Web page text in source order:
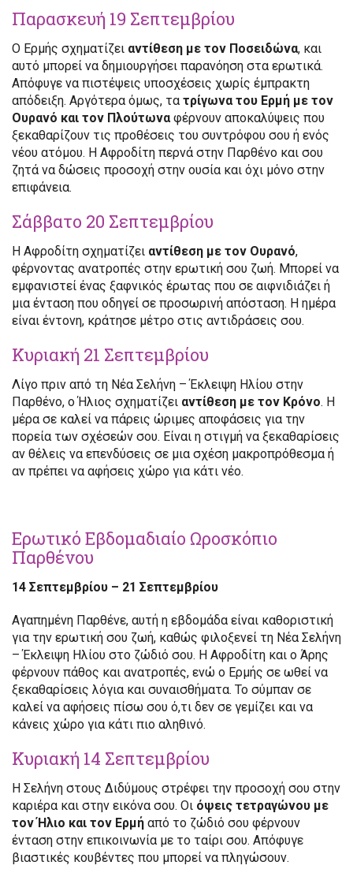
Παρασκευή 19 Σεπτεμβρίου
Ο Ερμής σχηματίζει αντίθεση με τον Ποσειδώνα, και
αυτό μπορεί να δημιουργήσει παρανόηση στα ερωτικά.
Απόφυγε να πιστέψεις υποσχέσεις χωρίς έμπρακτη
απόδειξη. Αργότερα όμως, τα τρίγωνα του Ερμή με τον
Ουρανό και τον Πλούτωναφέρνουν αποκαλύψεις που
ξεκαθαρίζουν τις προθέσεις του συντρόφου σου ή ενός
νέου ατόμου. Η Αφροδίτη περνά στην Παρθένο και σου
ζητά να δώσεις προσοχή στην ουσία και όχι μόνο στην
επιφάνεια.
Σάββατο 20 Σεπτεμβρίου
Η Αφροδίτη σχηματίζει αντίθεση με τον Ουρανό,
φέρνοντας ανατροπές στην ερωτική σου ζωή. Μπορεί να
εμφανιστεί ένας ξαφνικός έρωτας που σε αιφνιδιάζει ή
μια ένταση που οδηγεί σε προσωρινή απόσταση. Η ημέρα
είναι έντονη, κράτησε μέτρο στις αντιδράσεις σου.
Κυριακή 21 Σεπτεμβρίου
Λίγο πριν από τη Νέα Σελήνη – Έκλειψη Ηλίου στην
Παρθένο, ο Ήλιος σχηματίζει αντίθεση με τον Κρόνο. Η
μέρα σε καλεί να πάρεις ώριμες αποφάσεις για την
πορεία των σχέσεών σου. Είναι η στιγμή να ξεκαθαρίσεις
αν θέλεις να επενδύσεις σε μια σχέση μακροπρόθεσμα ή
αν πρέπει να αφήσεις χώρο για κάτι νέο.
Ερωτικό Εβδομαδιαίο Ωροσκόπιο
Παρθένου
14 Σεπτεμβρίου – 21 Σεπτεμβρίου
Αγαπημένη Παρθένε, αυτή η εβδομάδα είναι καθοριστική
για την ερωτική σου ζωή, καθώς φιλοξενεί τη Νέα Σελήνη
– Έκλειψη Ηλίου στο ζώδιό σου. Η Αφροδίτη και ο Άρης
φέρνουν πάθος και ανατροπές, ενώ ο Ερμής σε ωθεί να
ξεκαθαρίσεις λόγια και συναισθήματα. Το σύμπαν σε
καλεί να αφήσεις πίσω σου ό,τι δεν σε γεμίζει και να
κάνεις χώρο για κάτι πιο αληθινό.
Κυριακή 14 Σεπτεμβρίου
Η Σελήνη στους Διδύμους στρέφει την προσοχή σου στην
καριέρα και στην εικόνα σου. Οι όψεις τετραγώνου με
τον Ήλιο και τον Ερμή από το ζώδιό σου φέρνουν
ένταση στην επικοινωνία με το ταίρι σου. Απόφυγε
βιαστικές κουβέντες που μπορεί να πληγώσουν.